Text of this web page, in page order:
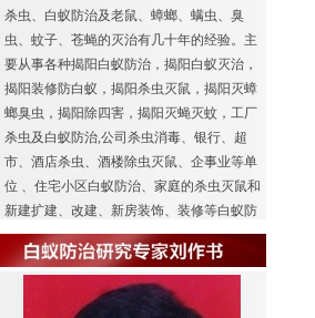
杀虫、白蚁防治及老鼠、蟑螂、螨虫、臭
虫、蚊子、苍蝇的灭治有几十年的经验。主
要从事各种揭阳白蚁防治，揭阳白蚁灭治，
揭阳装修防白蚁，揭阳杀虫灭鼠，揭阳灭蟑
螂臭虫，揭阳除四害，揭阳灭蝇灭蚊，工厂
杀虫及白蚁防治,公司杀虫消毒、银行、超
市、酒店杀虫、酒楼除虫灭鼠、企事业等单
位 、住宅小区白蚁防治、家庭的杀虫灭鼠和
新建扩建、改建、新房装饰、装修等白蚁防
治工程业务。